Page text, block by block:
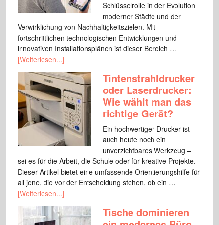
Schlüsselrolle in der Evolution
moderner Städte und der
Verwirklichung von Nachhaltigkeitszielen. Mit
fortschrittlichen technologischen Entwicklungen und
innovativen Installationsplänen ist dieser Bereich …
[Weiterlesen...]
Tintenstrahldrucker
oder Laserdrucker:
Wie wählt man das
richtige Gerät?
Ein hochwertiger Drucker ist
auch heute noch ein
unverzichtbares Werkzeug –
sei es für die Arbeit, die Schule oder für kreative Projekte.
Dieser Artikel bietet eine umfassende Orientierungshilfe für
all jene, die vor der Entscheidung stehen, ob ein …
[Weiterlesen...]
Tische dominieren